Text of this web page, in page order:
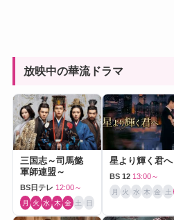
放映中の華流ドラマ
三国志～司馬懿
軍師連盟～
BS日テレ 12:00～
月 火 水 木 金 土 日
星より輝く君へ
BS 12 13:00～
月 火 水 木 金 土